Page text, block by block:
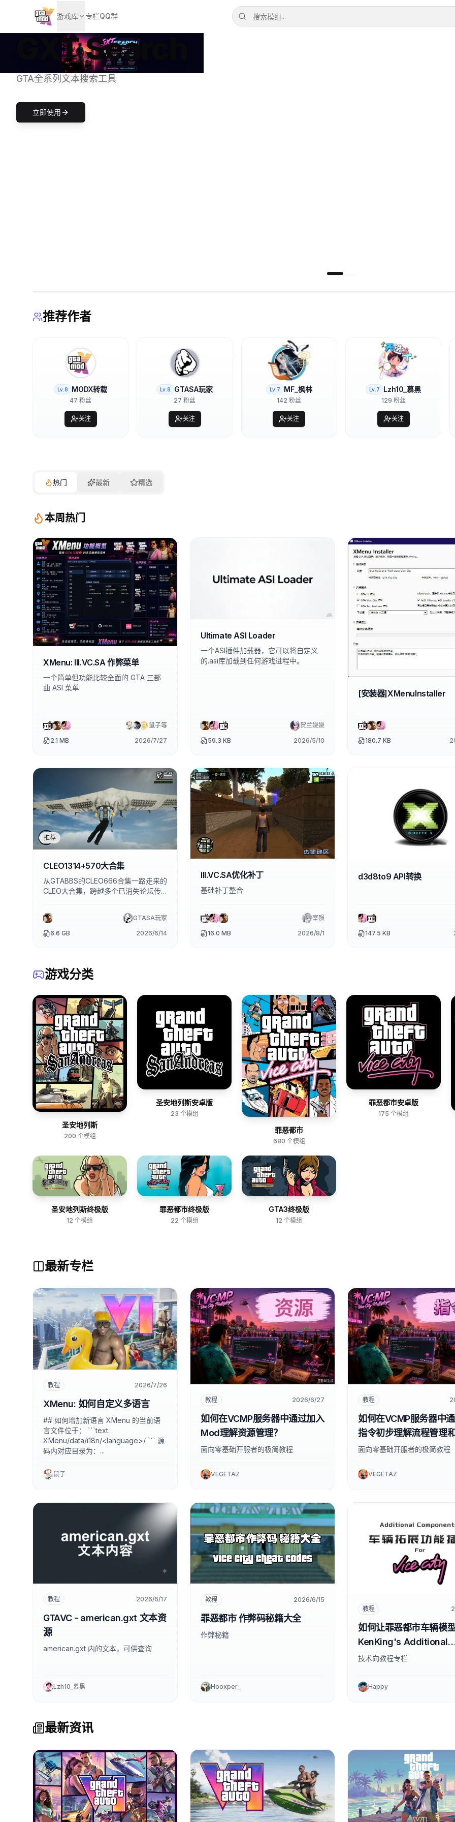
游戏库 专栏QQ群
GXT Search
GTA全系列文本搜索工具
立即使用
立即下载
推荐作者
Lv. 8 MODX转载
47 粉丝
关注
Lv. 8 GTASA玩家
27 粉丝
关注
Lv. 7 MF_枫林
142 粉丝
关注
Lv. 7 Lzh10_慕黑
129 粉丝
关注
热门 最新 精选
本周热门
XMenu: III.VC.SA 作弊菜单
一个简单但功能比较全面的 GTA 三部
曲 ASI 菜单
鼠子等
2.1 MB
2026/7/27
Ultimate ASI Loader
一个ASI插件加载器，它可以将自定义
的.asi库加载到任何游戏进程中。
贺兰娆娆
59.3 KB
2026/5/10
[安装器]XMenuInstaller
180.7 KB
推荐
CLEO1314+570大合集
从GTABBS的CLEO666合集一路走来的
CLEO大合集，跨越多个已消失论坛传
GTASA玩家
6.6 GB
2026/6/14
III.VC.SA优化补丁
基础补丁整合
宰殒
16.0 MB
2026/8/1
d3d8to9 API转换
147.5 KB
游戏分类
圣安地列斯
200 个模组
圣安地列斯安卓版
23 个模组
罪恶都市
680 个模组
罪恶都市安卓版
175 个模组
圣安地列斯终极版
12 个模组
罪恶都市终极版
22 个模组
GTA3终极版
12 个模组
最新专栏
教程 2026/7/26
XMenu: 如何自定义多语言
## 如何增加新语言 XMenu 的当前语
言文件位于： ```text
XMenu/data/i18n/<language>/ ``` 源
码内对应目录为：...
鼠子
教程 2026/6/27
如何在VCMP服务器中通过加入
Mod理解资源管理？
面向零基础开服者的极简教程
VEGETAZ
教程
如何在VCMP服务器中
指令初步理解流程管理
输出？
面向零基础开服者的极简教程
VEGETAZ
教程 2026/6/17
GTAVC - american.gxt 文本资
源
american.gxt 内的文本，可供查询
Lzh10_慕黑
教程 2026/6/15
罪恶都市 作弊码秘籍大全
作弊秘籍
Hooxper_
教程
如何让罪恶都市车辆模
KenKing's Additional
Components功能插件
技术向教程专栏
Happy
最新资讯